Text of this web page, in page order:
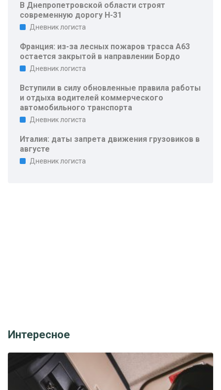
В Днепропетровской области строят
современную дорогу Н-31
Дневник логиста
Франция: из-за лесных пожаров трасса A63
остается закрытой в направлении Бордо
Дневник логиста
Вступили в силу обновленные правила работы
и отдыха водителей коммерческого
автомобильного транспорта
Дневник логиста
Италия: даты запрета движения грузовиков в
августе
Дневник логиста
Интересное